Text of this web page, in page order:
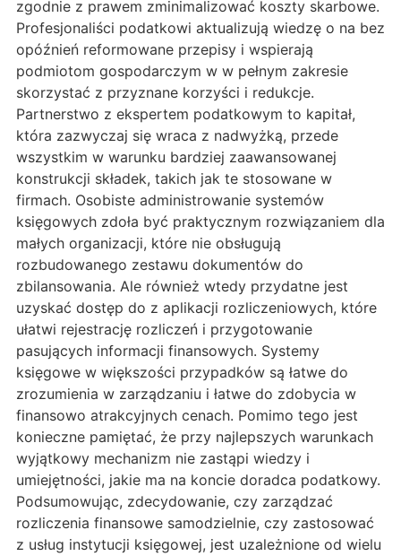
zgodnie z prawem zminimalizować koszty skarbowe.
Profesjonaliści podatkowi aktualizują wiedzę o na bez
opóźnień reformowane przepisy i wspierają
podmiotom gospodarczym w w pełnym zakresie
skorzystać z przyznane korzyści i redukcje.
Partnerstwo z ekspertem podatkowym to kapitał,
która zazwyczaj się wraca z nadwyżką, przede
wszystkim w warunku bardziej zaawansowanej
konstrukcji składek, takich jak te stosowane w
firmach. Osobiste administrowanie systemów
księgowych zdoła być praktycznym rozwiązaniem dla
małych organizacji, które nie obsługują
rozbudowanego zestawu dokumentów do
zbilansowania. Ale również wtedy przydatne jest
uzyskać dostęp do z aplikacji rozliczeniowych, które
ułatwi rejestrację rozliczeń i przygotowanie
pasujących informacji finansowych. Systemy
księgowe w większości przypadków są łatwe do
zrozumienia w zarządzaniu i łatwe do zdobycia w
finansowo atrakcyjnych cenach. Pomimo tego jest
konieczne pamiętać, że przy najlepszych warunkach
wyjątkowy mechanizm nie zastąpi wiedzy i
umiejętności, jakie ma na koncie doradca podatkowy.
Podsumowując, zdecydowanie, czy zarządzać
rozliczenia finansowe samodzielnie, czy zastosować
z usług instytucji księgowej, jest uzależnione od wielu